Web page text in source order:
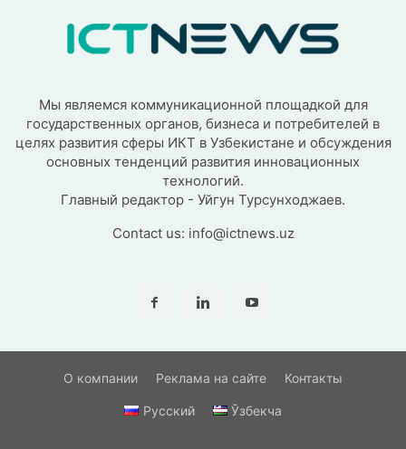
Мы являемся коммуникационной площадкой для
государственных органов, бизнеса и потребителей в
целях развития сферы ИКТ в Узбекистане и обсуждения
основных тенденций развития инновационных
технологий.
Главный редактор - Уйгун Турсунходжаев.
Contact us: info@ictnews.uz
О компании Реклама на сайте Контакты
Русский Ўзбекча